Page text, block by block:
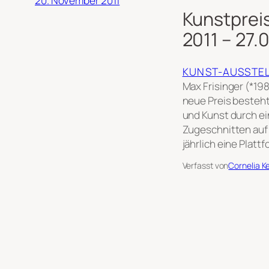
2011 –
KUNST-
Max Frisinger
neue Preis
und Kunst durch
Zugeschnitten auf
jährlich eine
Verfasst vonCornelia